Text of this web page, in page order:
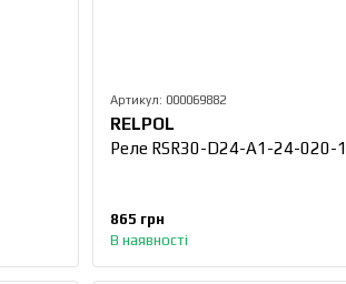
Артикул: 000069882
RELPOL
Реле RSR30-D24-A1-24-020-1
865 грн
В наявності